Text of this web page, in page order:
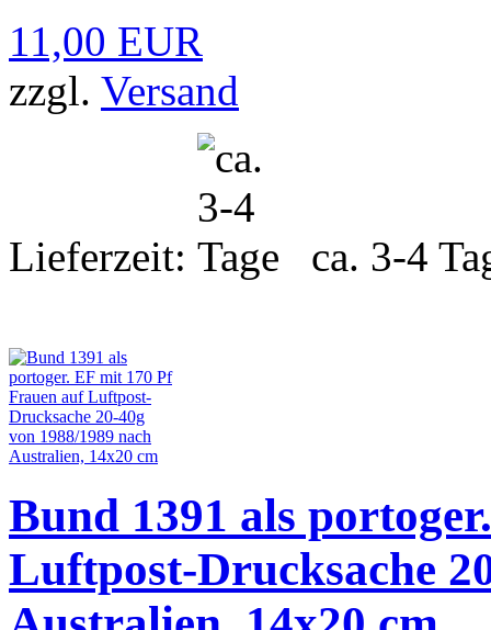
11,00 EUR
zzgl. Versand
Lieferzeit: ca. 3-4
Bund 1391 als
Luftpost-Drucksache